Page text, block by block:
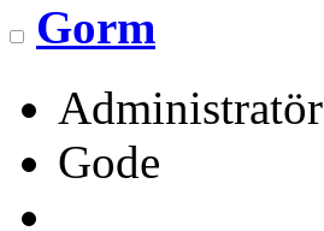
Gorm
Administratör
Gode